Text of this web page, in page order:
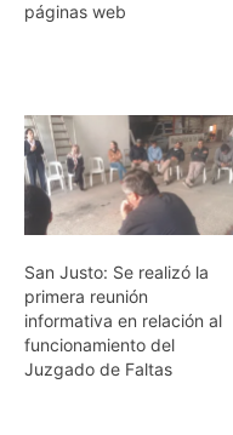
páginas web
San Justo: Se realizó la
primera reunión
informativa en relación al
funcionamiento del
Juzgado de Faltas